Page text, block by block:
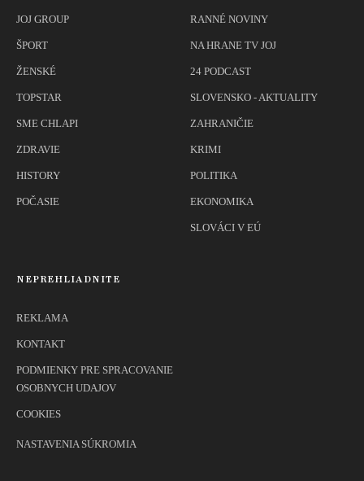
JOJ GROUP
ŠPORT
ŽENSKÉ
TOPSTAR
SME CHLAPI
ZDRAVIE
HISTORY
POČASIE
RANNÉ NOVINY
NA HRANE TV JOJ
24 PODCAST
SLOVENSKO - AKTUALITY
ZAHRANIČIE
KRIMI
POLITIKA
EKONOMIKA
SLOVÁCI V EÚ
NEPREHLIADNITE
REKLAMA
KONTAKT
PODMIENKY PRE SPRACOVANIE
OSOBNYCH UDAJOV
COOKIES
NASTAVENIA SÚKROMIA